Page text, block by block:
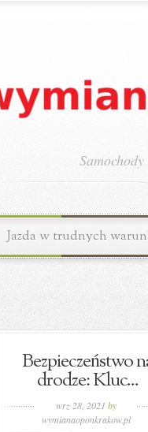
Jazda w trudnych
Bezpieczeństwo
drodze: Kluc...
wrz 28, 2021 by
wymianaoponkrakow.pl